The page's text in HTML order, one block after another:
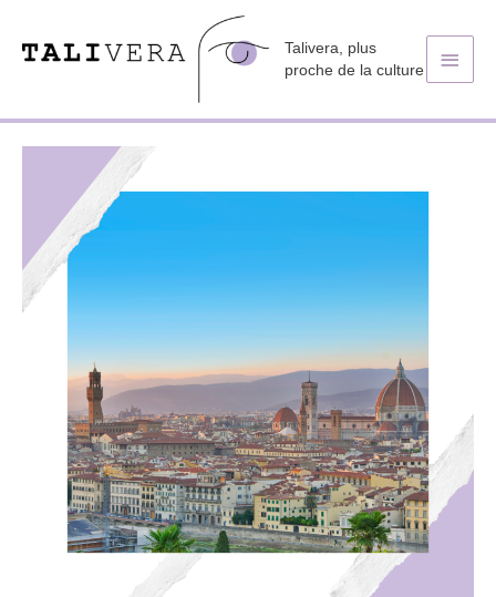
Talivera, plus
proche de la culture
Menu